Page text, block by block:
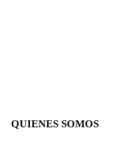
QUIENES SOMOS